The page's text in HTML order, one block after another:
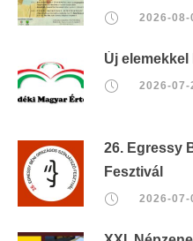
2026-08-
Új
2026-07-
26. Egressy
Fesztivál
2026-07-